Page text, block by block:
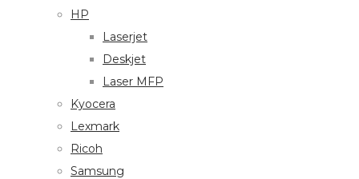
HP
Laserjet
Deskjet
Laser MFP
Kyocera
Lexmark
Ricoh
Samsung